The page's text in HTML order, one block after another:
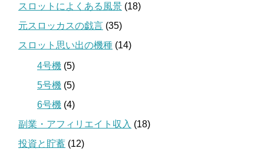
スロットによくある風景 (18)
元スロッカスの戯言 (35)
スロット思い出の機種 (14)
4号機 (5)
5号機 (5)
6号機 (4)
副業・アフィリエイト収入 (18)
投資と貯蓄 (12)